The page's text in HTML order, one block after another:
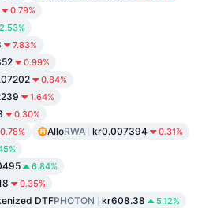
0.79%
2.53%
7.83%
0.99%
0.84%
1.64%
0.30%
0.78% AlloRWA kr0.007394 0.31%
6.84%
0.35%
DTFPHOTON kr608.38 5.12%